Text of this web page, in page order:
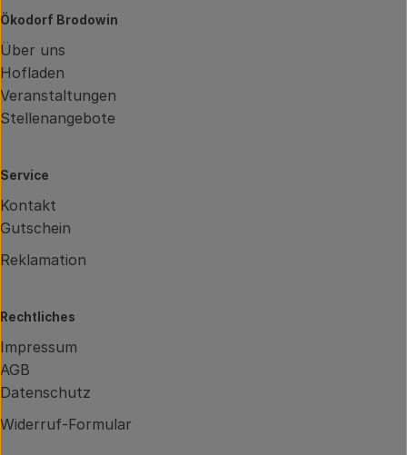
Ökodorf Brodowin
Über uns
Hofladen
Veranstaltungen
Stellenangebote
Service
Kontakt
Gutschein
Reklamation
Rechtliches
Impressum
AGB
Datenschutz
Widerruf-Formular